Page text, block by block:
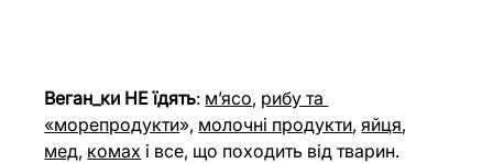
Веган_ки НЕ їдять: мʼясо, рибу та
«морепродукти», молочні продукти, яйця,
мед, комах і все, що походить від тварин.